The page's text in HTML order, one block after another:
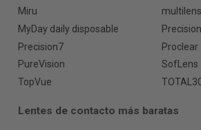
Miru
multilens
MyDay daily disposable
Precision7
Proclear
PureVision
SofLens
TopVue
Lentes de contacto más baratas